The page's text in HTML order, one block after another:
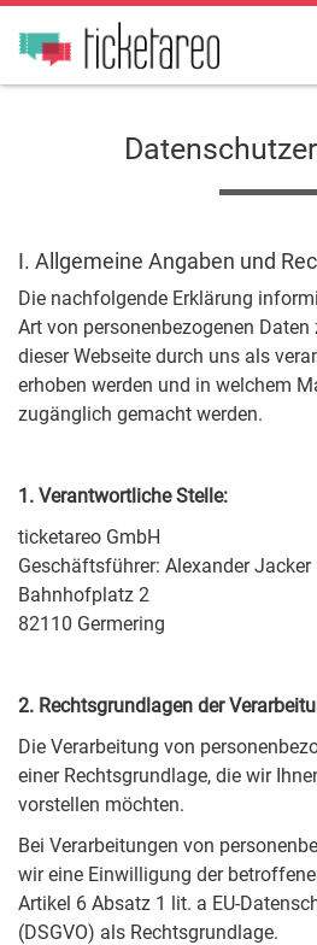
I. Allgemeine Angaben und
Die nachfolgende Erklärung
Art von personenbezogenen
dieser Webseite durch uns als
erhoben werden und in welchem
zugänglich gemacht werden.
1. Verantwortliche Stelle:
ticketareo GmbH
Geschäftsführer: Alexander Jacker
Bahnhofplatz 2
82110 Germering
2. Rechtsgrundlagen der
Die Verarbeitung von
einer Rechtsgrundlage, die wir
vorstellen möchten.
Bei Verarbeitungen von
wir eine Einwilligung der
Artikel 6 Absatz 1 lit. a EU-
(DSGVO) als Rechtsgrundlage.